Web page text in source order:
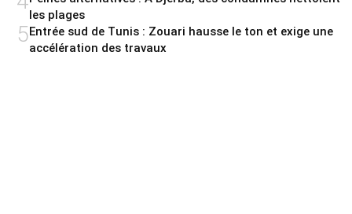
les plages
5Entrée sud de Tunis : Zouari hausse le ton et exige une
accélération des travaux